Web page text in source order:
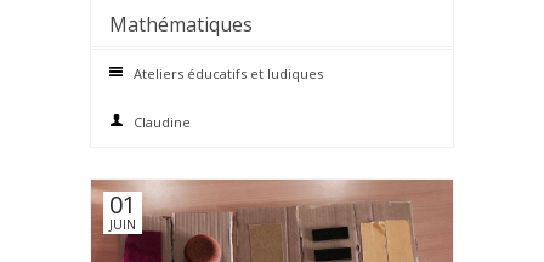
Mathématiques
Ateliers éducatifs et ludiques
Claudine
01
JUIN